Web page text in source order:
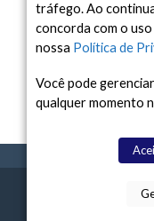
Arquivo
Arquivo
tráfego. Ao
concorda com o
nossa Política de
Você pode
qualquer momento